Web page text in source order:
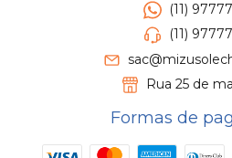
(11)
(11)
Rua 25 de
Formas de